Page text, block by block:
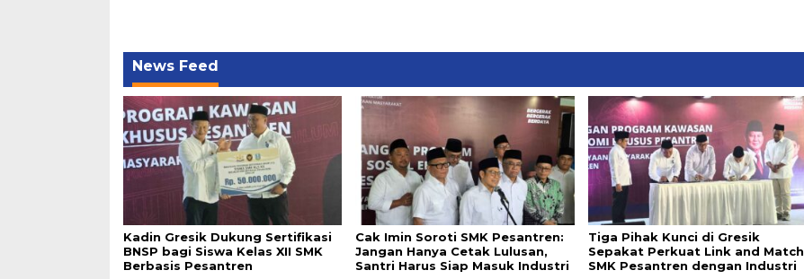
News Feed
Kadin Gresik Dukung Sertifikasi
BNSP bagi Siswa Kelas XII SMK
Berbasis Pesantren
Cak Imin Soroti SMK Pesantren:
Jangan Hanya Cetak Lulusan,
Santri Harus Siap Masuk Industri
Tiga Pihak Kunci di Gresik
Sepakat Perkuat Link and Match
SMK Pesantren dengan Industri